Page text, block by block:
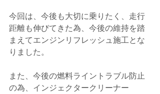
今回は、 今後も大切に乗りたく、走行
距離も伸びてきた為、今後の維持を踏
まえてエンジンリフレッシュ施工とな
りました 。
また、今後の燃料ライントラブル防止
の為、インジェクタークリーナー